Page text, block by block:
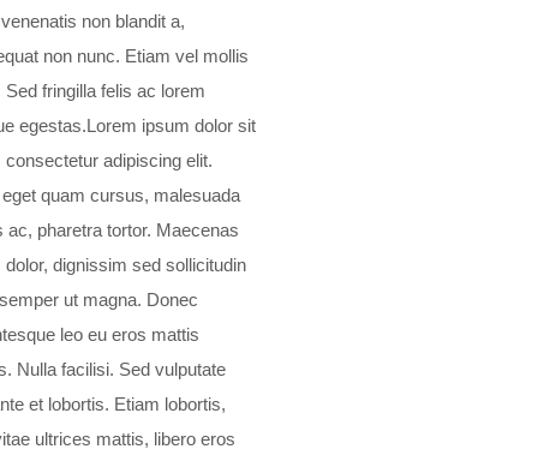
non blandit a,
non nunc. Etiam vel mollis
Sed fringilla felis ac lorem
egestas.Lorem ipsum dolor sit
consectetur adipiscing elit.
quam cursus, malesuada
ac, pharetra tortor. Maecenas
dolor, dignissim sed sollicitudin
ut magna. Donec
leo eu eros mattis
Nulla facilisi. Sed vulputate
et lobortis. Etiam lobortis,
ultrices mattis, libero eros